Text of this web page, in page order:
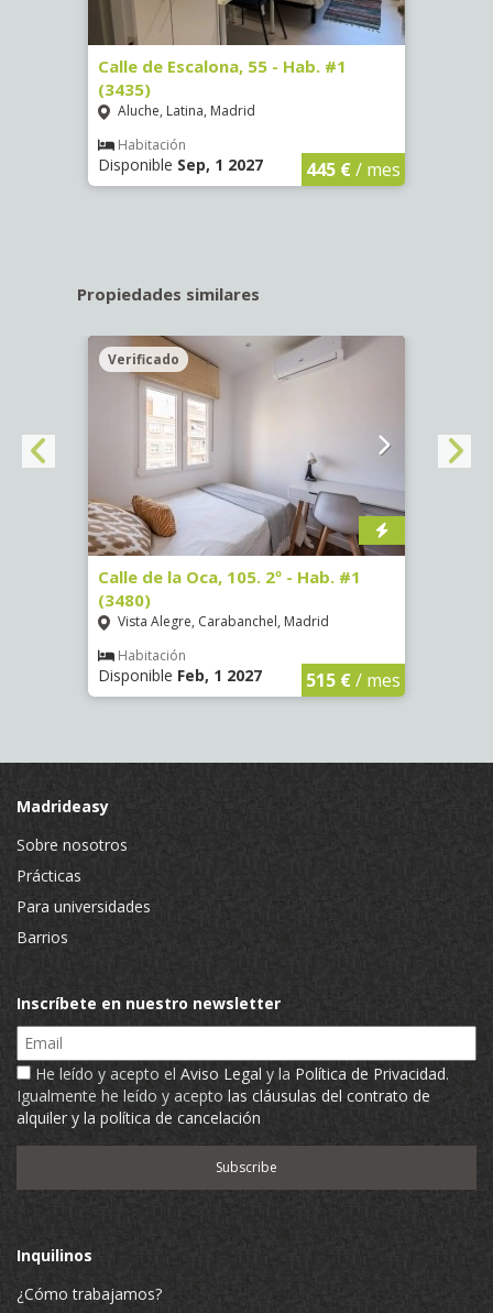
Calle de Escalona, 55 - Hab. #1
(3435)
Aluche, Latina, Madrid
Habitación
Disponible Sep, 1 2027 445 €/ mes
Propiedades similares
Verificado
Calle de la Oca, 105. 2º - Hab. #1
(3480)
Vista Alegre, Carabanchel, Madrid
Habitación
Disponible Feb, 1 2027 515 €/ mes
Madrideasy
Sobre nosotros
Prácticas
Para universidades
Barrios
Inscríbete en nuestro newsletter
Email
He leído y acepto el Aviso Legal y la Política de Privacidad.
Igualmente he leído y acepto las cláusulas del contrato de
alquiler y la política de cancelación
Inquilinos
¿Cómo trabajamos?